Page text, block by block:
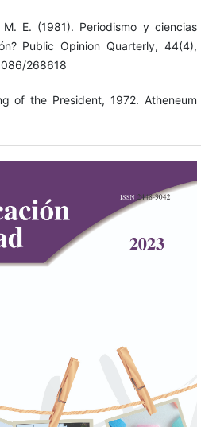
E. (1981). Periodismo y ciencias
Public Opinion Quarterly, 44(4),
268618
of the President, 1972. Atheneum